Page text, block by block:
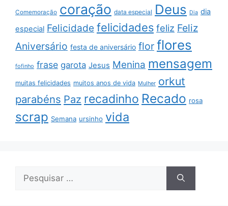
Comemoração coração data especial Deus Dia dia
especial Felicidade felicidades feliz Feliz
Aniversário festa de aniversário flor flores
fofinho frase garota Jesus Menina mensagem
muitas felicidades muitos anos de vida Mulher orkut
parabéns Paz recadinho Recado rosa
scrap Semana ursinho vida
por: